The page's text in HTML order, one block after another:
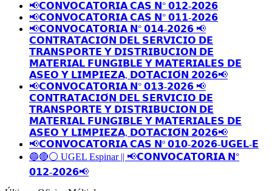
📢𝗖𝗢𝗡𝗩𝗢𝗖𝗔𝗧𝗢𝗥𝗜𝗔 𝗖𝗔𝗦 𝗡° 𝟬𝟭𝟮-𝟮𝟬𝟮𝟲
📢𝗖𝗢𝗡𝗩𝗢𝗖𝗔𝗧𝗢𝗥𝗜𝗔 𝗖𝗔𝗦 𝗡° 𝟬𝟭𝟭-𝟮𝟬𝟮𝟲
📢𝗖𝗢𝗡𝗩𝗢𝗖𝗔𝗧𝗢𝗥𝗜𝗔 𝗡° 𝟬𝟭𝟰-𝟮𝟬𝟮𝟲 📢
𝗖𝗢𝗡𝗧𝗥𝗔𝗧𝗔𝗖𝗜𝗢́𝗡 𝗗𝗘𝗟 𝗦𝗘𝗥𝗩𝗜𝗖𝗜𝗢 𝗗𝗘
𝗧𝗥𝗔𝗡𝗦𝗣𝗢𝗥𝗧𝗘 𝗬 𝗗𝗜𝗦𝗧𝗥𝗜𝗕𝗨𝗖𝗜𝗢𝗡 𝗗𝗘
𝗠𝗔𝗧𝗘𝗥𝗜𝗔𝗟 𝗙𝗨𝗡𝗚𝗜𝗕𝗟𝗘 𝗬 𝗠𝗔𝗧𝗘𝗥𝗜𝗔𝗟𝗘𝗦 𝗗𝗘
𝗔𝗦𝗘𝗢 𝗬 𝗟𝗜𝗠𝗣𝗜𝗘𝗭𝗔, 𝗗𝗢𝗧𝗔𝗖𝗜𝗢́𝗡 𝟮𝟬𝟮𝟲📢
📢𝗖𝗢𝗡𝗩𝗢𝗖𝗔𝗧𝗢𝗥𝗜𝗔 𝗡° 𝟬𝟭𝟯-𝟮𝟬𝟮𝟲 📢
𝗖𝗢𝗡𝗧𝗥𝗔𝗧𝗔𝗖𝗜𝗢́𝗡 𝗗𝗘𝗟 𝗦𝗘𝗥𝗩𝗜𝗖𝗜𝗢 𝗗𝗘
𝗧𝗥𝗔𝗡𝗦𝗣𝗢𝗥𝗧𝗘 𝗬 𝗗𝗜𝗦𝗧𝗥𝗜𝗕𝗨𝗖𝗜𝗢𝗡 𝗗𝗘
𝗠𝗔𝗧𝗘𝗥𝗜𝗔𝗟 𝗙𝗨𝗡𝗚𝗜𝗕𝗟𝗘 𝗬 𝗠𝗔𝗧𝗘𝗥𝗜𝗔𝗟𝗘𝗦 𝗗𝗘
𝗔𝗦𝗘𝗢 𝗬 𝗟𝗜𝗠𝗣𝗜𝗘𝗭𝗔, 𝗗𝗢𝗧𝗔𝗖𝗜𝗢́𝗡 𝟮𝟬𝟮𝟲📢
📢𝗖𝗢𝗡𝗩𝗢𝗖𝗔𝗧𝗢𝗥𝗜𝗔 𝗖𝗔𝗦 𝗡º 𝟬𝟭𝟬-𝟮𝟬𝟮𝟲-𝗨𝗚𝗘𝗟-𝗘
🔵🔴⚪️ UGEL Espinar || 📢𝗖𝗢𝗡𝗩𝗢𝗖𝗔𝗧𝗢𝗥𝗜𝗔 𝗡°
𝟬𝟭𝟮-𝟮𝟬𝟮𝟲📢